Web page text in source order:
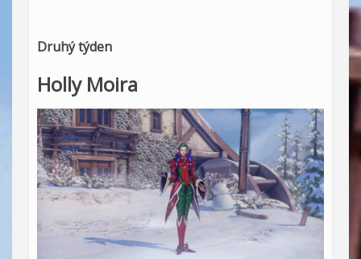
Druhý týden
Holly Moira